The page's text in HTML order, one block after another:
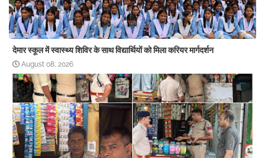
देमार स्कूल में स्वास्थ्य शिविर के साथ विद्यार्थियों को मिला करियर मार्गदर्शन
August 08, 2026